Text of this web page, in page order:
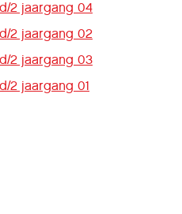
2 jaargang 04
2 jaargang 02
2 jaargang 03
2 jaargang 01